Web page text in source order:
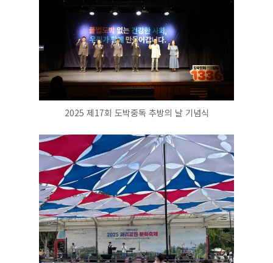
2025 제17회 도박중독 추방의 날 기념식